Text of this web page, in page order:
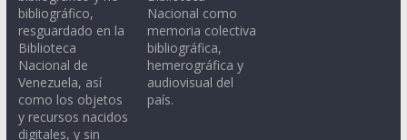
bibliográfico,
resguardado en la
Biblioteca
Nacional de
Venezuela, así
como los objetos
y recursos nacidos
digitales, y sin
Nacional como
memoria colectiva
bibliográfica,
hemerográfica y
audiovisual del
país.